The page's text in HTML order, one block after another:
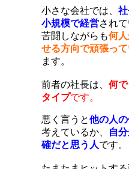
小さな会社では、
小規模で経営され
苦闘しながらも何
せる方向で頑張っ
ます。
前者の社長は、 何
タイプです。
悪く言うと他の人
考えているか、
自
確だと思う人です。